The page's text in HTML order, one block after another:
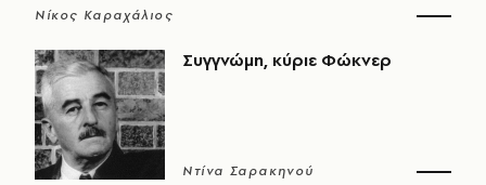
Νίκος Καραχάλιος
Συγγνώμη, κύριε Φώκνερ
Ντίνα Σαρακηνού